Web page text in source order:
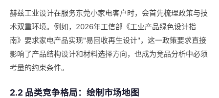
赫兹工业设计在服务东莞小家电客户时，会首先梳理政策与技
术双重环境。例如，2026年工信部《工业产品绿色设计指
南》要求家电产品实现"易回收再生设计"，这一政策要求直接
影响了产品结构设计和材料选择方向，也成为竞品分析中必须
考量的约束条件。
2.2 品类竞争格局：绘制市场地图